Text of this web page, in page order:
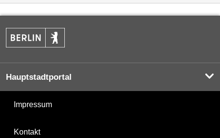
Hauptstadtportal
Impressum
Kontakt